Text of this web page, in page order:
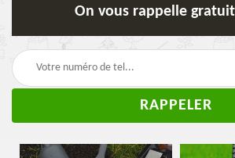
On vous rappelle